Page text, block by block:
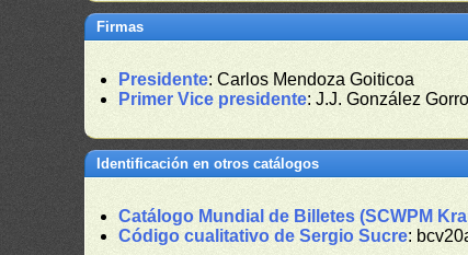
Firmas
Presidente: Carlos Mendoza Goiticoa
Primer Vice presidente: J.J. González
Identificación en otros catálogos
Catálogo Mundial de Billetes (SCWPM
Código cualitativo de Sergio Sucre: